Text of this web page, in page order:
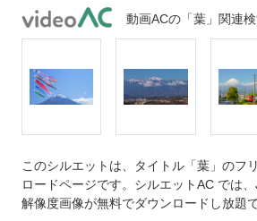
動画ACの「葉」関連
このシルエットは、タイトル「葉」のフ
ロードページです。シルエットAC では
解像度画像が無料でダウンロードし放題で